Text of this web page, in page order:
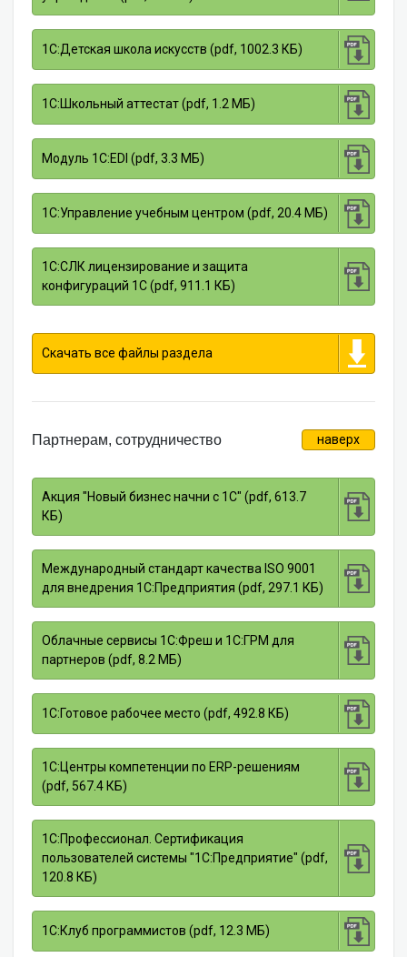
1С:Детская школа искусств (pdf, 1002.3 КБ)
1С:Школьный аттестат (pdf, 1.2 МБ)
Модуль 1C:EDI (pdf, 3.3 МБ)
1С:Управление учебным центром (pdf, 20.4 МБ)
1С:СЛК лицензирование и защита
конфигураций 1С (pdf, 911.1 КБ)
Скачать все файлы раздела
Партнерам, сотрудничество наверх
Акция "Новый бизнес начни с 1С" (pdf, 613.7
КБ)
Международный стандарт качества ISO 9001
для внедрения 1С:Предприятия (pdf, 297.1 КБ)
Облачные сервисы 1С:Фреш и 1С:ГРМ для
партнеров (pdf, 8.2 МБ)
1С:Готовое рабочее место (pdf, 492.8 КБ)
1С:Центры компетенции по ERP-решениям
(pdf, 567.4 КБ)
1С:Профессионал. Сертификация
пользователей системы "1С:Предприятие" (pdf,
120.8 КБ)
1С:Клуб программистов (pdf, 12.3 МБ)